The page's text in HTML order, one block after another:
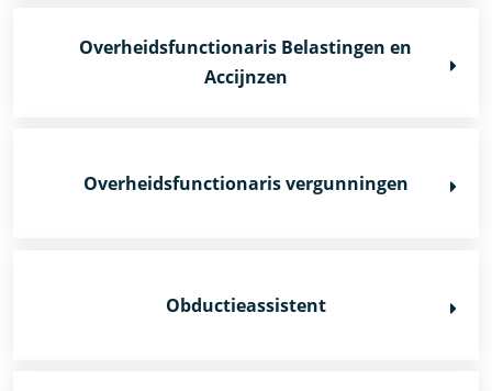
Overheidsfunctionaris Belastingen en
Accijnzen
Overheidsfunctionaris vergunningen
Obductieassistent